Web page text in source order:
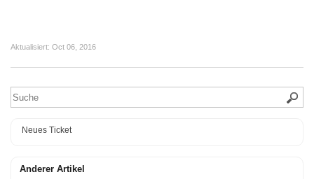
Aktualisiert: Oct 06, 2016
Neues Ticket
Anderer Artikel